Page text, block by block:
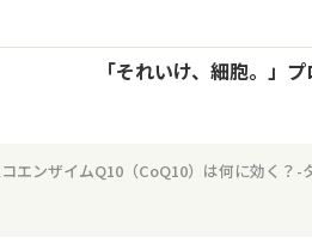
「それいけ、細胞。」 プ
エンザイムQ10（CoQ10）は何に効く？-